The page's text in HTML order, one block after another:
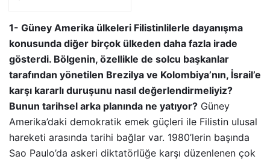
1- Güney Amerika ülkeleri Filistinlilerle dayanışma
konusunda diğer birçok ülkeden daha fazla irade
gösterdi. Bölgenin, özellikle de solcu başkanlar
tarafından yönetilen Brezilya ve Kolombiya’nın, İsrail’e
karşı kararlı duruşunu nasıl değerlendirmeliyiz?
Bunun tarihsel arka planında ne yatıyor? Güney
Amerika’daki demokratik emek güçleri ile Filistin ulusal
hareketi arasında tarihi bağlar var. 1980’lerin başında
Sao Paulo’da askeri diktatörlüğe karşı düzenlenen çok